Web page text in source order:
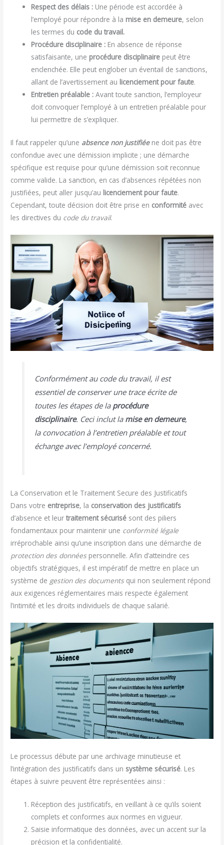
Respect des délais : Une période est accordée à
l’employé pour répondre à la mise en demeure, selon
les termes du code du travail.
Procédure disciplinaire : En absence de réponse
satisfaisante, une procédure disciplinaire peut être
enclenchée. Elle peut englober un éventail de sanctions,
allant de l’avertissement au licenciement pour faute.
Entretien préalable : Avant toute sanction, l’employeur
doit convoquer l’employé à un entretien préalable pour
lui permettre de s’expliquer.
Il faut rappeler qu’une absence non justifiéene doit pas être
confondue avec une démission implicite ; une démarche
spécifique est requise pour qu’une démission soit reconnue
comme valide. La sanction, en cas d’absences répétées non
justifiées, peut aller jusqu’au licenciement pour faute.
Cependant, toute décision doit être prise en conformité avec
les directives du code du travail.
Conformément au code du travail, il est
essentiel de conserver une trace écrite de
toutes les étapes de la procédure
disciplinaire. Ceci inclut la mise en demeure,
la convocation à l’entretien préalable et tout
échange avec l’employé concerné.
La Conservation et le Traitement Secure des Justificatifs
Dans votre entreprise, la conservation des justificatifs
d’absence et leurtraitement sécurisé sont des piliers
fondamentaux pour maintenir une conformité légale
irréprochable ainsi qu’une inscription dans une démarche de
protection des donnéespersonnelle. Afin d’atteindre ces
objectifs stratégiques, il est impératif de mettre en place un
système de gestion des documentsqui non seulement répond
aux exigences réglementaires mais respecte également
l’intimité et les droits individuels de chaque salarié.
Le processus débute par une archivage minutieuse et
l’intégration des justificatifs dans un système sécurisé. Les
étapes à suivre peuvent être représentées ainsi :
Réception des justificatifs, en veillant à ce qu’ils soient
complets et conformes aux normes en vigueur.
Saisie informatique des données, avec un accent sur la
précision et la confidentialité.